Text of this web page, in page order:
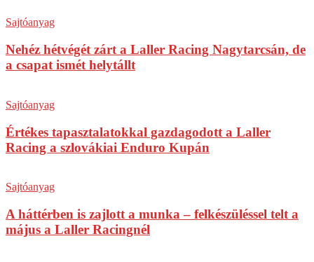
Sajtóanyag
Nehéz hétvégét zárt a Laller Racing Nagytarcsán, de
a csapat ismét helytállt
Sajtóanyag
Értékes tapasztalatokkal gazdagodott a Laller
Racing a szlovákiai Enduro Kupán
Sajtóanyag
A háttérben is zajlott a munka – felkészüléssel telt a
május a Laller Racingnél